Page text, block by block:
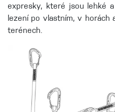
expresky, které jsou lehké
lezení po vlastním, v horách
terénech.